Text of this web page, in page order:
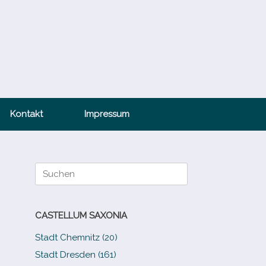
Kontakt Impressum
Suche
nach:
CASTELLUM SAXONIA
Stadt Chemnitz (20)
Stadt Dresden (161)